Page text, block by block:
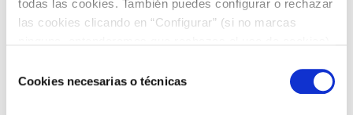
todas las cookies. También puedes configurar o rechazar
las cookies clicando en “Configurar” (si no marcas
COOKIES.
deCookies necesarias o técnicas